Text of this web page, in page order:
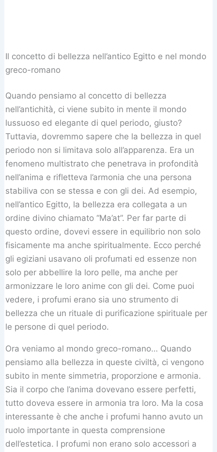
Il concetto di bellezza nell’antico Egitto e nel mondo
greco-romano
Quando pensiamo al concetto di bellezza
nell’antichità, ci viene subito in mente il mondo
lussuoso ed elegante di quel periodo, giusto?
Tuttavia, dovremmo sapere che la bellezza in quel
periodo non si limitava solo all’apparenza. Era un
fenomeno multistrato che penetrava in profondità
nell’anima e rifletteva l’armonia che una persona
stabiliva con se stessa e con gli dei. Ad esempio,
nell’antico Egitto, la bellezza era collegata a un
ordine divino chiamato “Ma’at”. Per far parte di
questo ordine, dovevi essere in equilibrio non solo
fisicamente ma anche spiritualmente. Ecco perché
gli egiziani usavano oli profumati ed essenze non
solo per abbellire la loro pelle, ma anche per
armonizzare le loro anime con gli dei. Come puoi
vedere, i profumi erano sia uno strumento di
bellezza che un rituale di purificazione spirituale per
le persone di quel periodo.
Ora veniamo al mondo greco-romano… Quando
pensiamo alla bellezza in queste civiltà, ci vengono
subito in mente simmetria, proporzione e armonia.
Sia il corpo che l’anima dovevano essere perfetti,
tutto doveva essere in armonia tra loro. Ma la cosa
interessante è che anche i profumi hanno avuto un
ruolo importante in questa comprensione
dell’estetica. I profumi non erano solo accessori a